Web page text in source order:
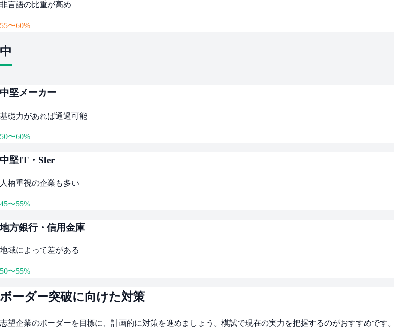
非言語の比重が高め
55〜60%
中
中堅メーカー
基礎力があれば通過可能
50〜60%
中堅IT・SIer
人柄重視の企業も多い
45〜55%
地方銀行・信用金庫
地域によって差がある
50〜55%
ボーダー突破に向けた対策
志望企業のボーダーを目標に、計画的に対策を進めましょう。模試で現在の実力を把握するのがおすすめです。